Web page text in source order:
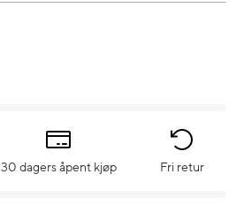
30 dagers åpent kjøp Fri retur